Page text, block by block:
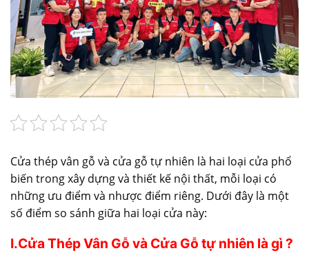
Cửa thép vân gỗ và cửa gỗ tự nhiên là hai loại cửa phổ
biến trong xây dựng và thiết kế nội thất, mỗi loại có
những ưu điểm và nhược điểm riêng. Dưới đây là một
số điểm so sánh giữa hai loại cửa này:
I.Cửa Thép Vân Gỗ và Cửa Gỗ tự nhiên là gì ?